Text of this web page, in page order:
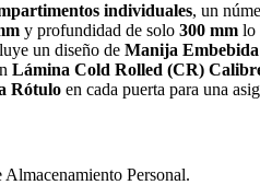
individuales, un
y profundidad de solo 300 mm lo
un diseño de Manija Embebida
Lámina Cold Rolled (CR)
Rótulo en cada puerta para una
Personal.